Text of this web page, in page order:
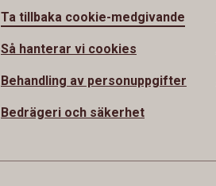
Ta tillbaka cookie-medgivande
Så hanterar vi cookies
Behandling av personuppgifter
Bedrägeri och säkerhet